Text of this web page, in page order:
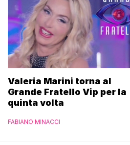
Valeria Marini torna al
Grande Fratello Vip per la
quinta volta
FABIANO MINACCI